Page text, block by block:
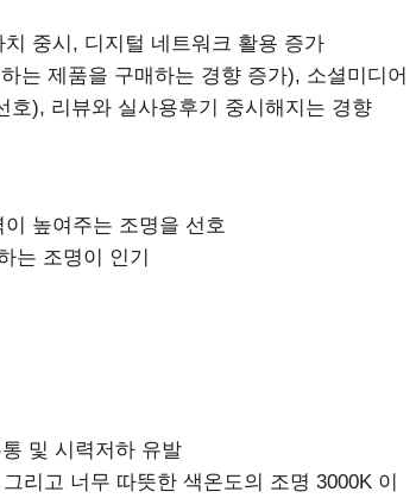
중시, 디지털 네트워크 활용 증가
는 제품을 구매하는 경향 증가), 소셜미디어
호), 리뷰와 실사용후기 중시해지는 경향
높여주는 조명을 선호
는 조명이 인기
및 시력저하 유발
리고 너무 따뜻한 색온도의 조명 3000K 이